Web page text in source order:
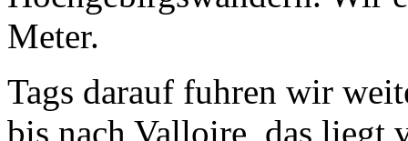
Meter.
Tags darauf fuhren wir
bis nach Valloire, das liegt